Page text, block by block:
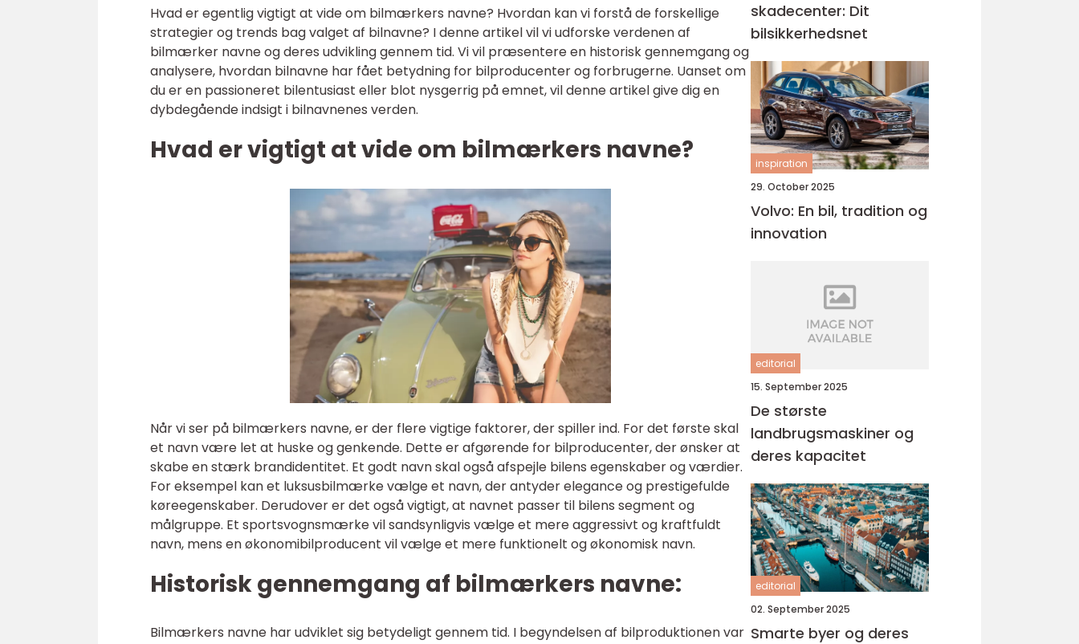
Hvad er egentlig vigtigt at vide om bilmærkers navne? Hvordan kan vi forstå de forskellige
strategier og trends bag valget af bilnavne? I denne artikel vil vi udforske verdenen af
bilmærker navne og deres udvikling gennem tid. Vi vil præsentere en historisk gennemgang og
analysere, hvordan bilnavne har fået betydning for bilproducenter og forbrugerne. Uanset om
du er en passioneret bilentusiast eller blot nysgerrig på emnet, vil denne artikel give dig en
dybdegående indsigt i bilnavnenes verden.
Hvad er vigtigt at vide om bilmærkers navne?
Når vi ser på bilmærkers navne, er der flere vigtige faktorer, der spiller ind. For det første skal
et navn være let at huske og genkende. Dette er afgørende for bilproducenter, der ønsker at
skabe en stærk brandidentitet. Et godt navn skal også afspejle bilens egenskaber og værdier.
For eksempel kan et luksusbilmærke vælge et navn, der antyder elegance og prestigefulde
køreegenskaber. Derudover er det også vigtigt, at navnet passer til bilens segment og
målgruppe. Et sportsvognsmærke vil sandsynligvis vælge et mere aggressivt og kraftfuldt
navn, mens en økonomibilproducent vil vælge et mere funktionelt og økonomisk navn.
Historisk gennemgang af bilmærkers navne:
Bilmærkers navne har udviklet sig betydeligt gennem tid. I begyndelsen af bilproduktionen var
skadecenter: Dit
bilsikkerhedsnet
inspiration
29. October 2025
Volvo: En bil, tradition og
innovation
editorial
15. September 2025
De største
landbrugsmaskiner og
deres kapacitet
editorial
02. September 2025
Smarte byer og deres